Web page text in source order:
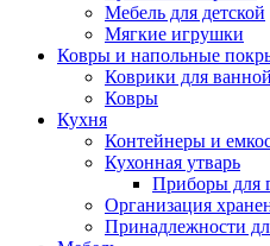
Мебель для детской
Мягкие игрушки
Ковры и напольные
Коврики для ванной
Ковры
Кухня
Контейнеры и
Кухонная утварь
Приборы для
Организация
Принадлежности